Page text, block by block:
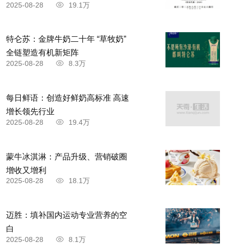
2025-08-28 19.1万
特仑苏：金牌牛奶二十年 “草牧奶”
全链塑造有机新矩阵
2025-08-28 8.3万
每日鲜语：创造好鲜奶高标准 高速
增长领先行业
2025-08-28 19.4万
蒙牛冰淇淋：产品升级、营销破圈
增收又增利
2025-08-28 18.1万
迈胜：填补国内运动专业营养的空
白
2025-08-28 8.1万